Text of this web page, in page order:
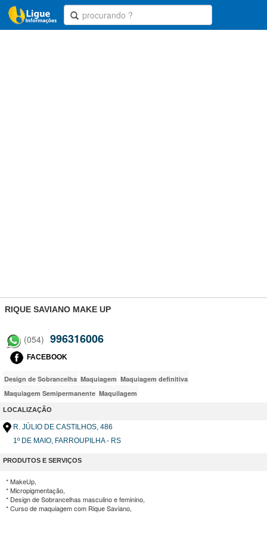
RIQUE SAVIANO MAKE UP
(054) 996316006
FACEBOOK
Design de Sobrancelha Maquiagem Maquiagem definitiva
Maquiagem Semipermanente Maquilagem
LOCALIZAÇÃO
R. JÚLIO DE CASTILHOS, 486
1º DE MAIO, FARROUPILHA - RS
PRODUTOS E SERVIÇOS
* MakeUp,
* Micropigmentação,
* Design de Sobrancelhas masculino e feminino,
* Curso de maquiagem com Rique Saviano,